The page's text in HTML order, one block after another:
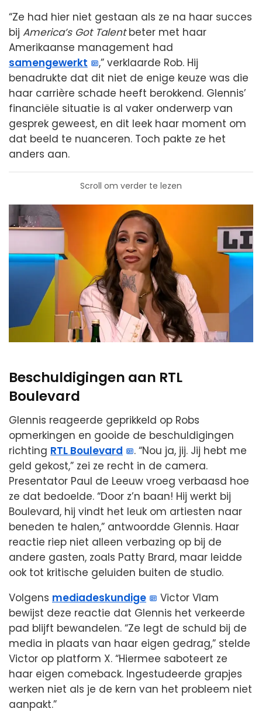
“Ze had hier niet gestaan als ze na haar succes
bij America’s Got Talentbeter met haar
Amerikaanse management had
samengewerkt
,” verklaarde Rob. Hij
benadrukte dat dit niet de enige keuze was die
haar carrière schade heeft berokkend. Glennis’
financiële situatie is al vaker onderwerp van
gesprek geweest, en dit leek haar moment om
dat beeld te nuanceren. Toch pakte ze het
anders aan.
Scroll om verder te lezen
Beschuldigingen aan RTL
Boulevard
Glennis reageerde geprikkeld op Robs
opmerkingen en gooide de beschuldigingen
richting RTL Boulevard
. “Nou ja, jij. Jij hebt me
geld gekost,” zei ze recht in de camera.
Presentator Paul de Leeuw vroeg verbaasd hoe
ze dat bedoelde. “Door z’n baan! Hij werkt bij
Boulevard, hij vindt het leuk om artiesten naar
beneden te halen,” antwoordde Glennis. Haar
reactie riep niet alleen verbazing op bij de
andere gasten, zoals Patty Brard, maar leidde
ook tot kritische geluiden buiten de studio.
Volgens mediadeskundige
Victor Vlam
bewijst deze reactie dat Glennis het verkeerde
pad blijft bewandelen. “Ze legt de schuld bij de
media in plaats van haar eigen gedrag,” stelde
Victor op platform X. “Hiermee saboteert ze
haar eigen comeback. Ingestudeerde grapjes
werken niet als je de kern van het probleem niet
aanpakt.”